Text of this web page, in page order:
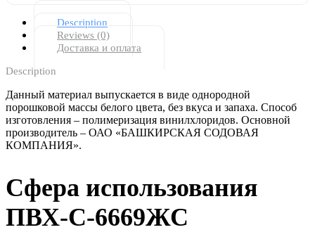
Description
Reviews (0)
Доставка и оплата
Description
Данный материал выпускается в виде однородной
порошковой массы белого цвета, без вкуса и запаха. Способ
изготовления – полимеризация винилхлоридов. Основной
производитель – ОАО «БАШКИРСКАЯ СОДОВАЯ
КОМПАНИЯ».
Сфера использования
ПВХ-С-6669ЖС